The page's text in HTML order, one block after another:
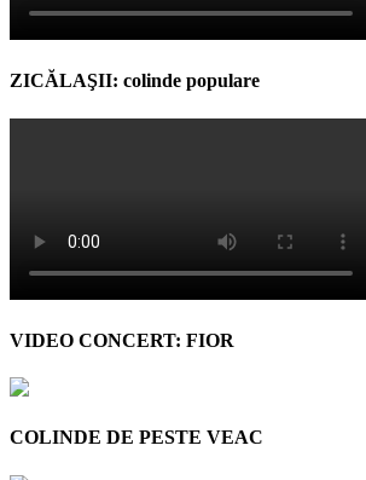
ZICĂLAŞII: colinde populare
VIDEO CONCERT: FIOR
COLINDE DE PESTE VEAC